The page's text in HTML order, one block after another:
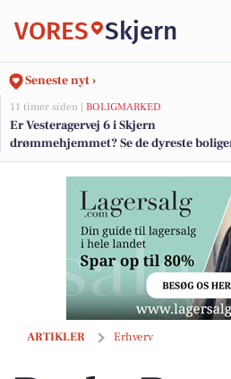
VORES Skjern
Seneste nyt ›
11 timer siden | BOLIGMARKED
Er Vesteragervej 6 i Skjern
drømmehjemmet? Se de dyreste
salg nu for op til 3.195.000 kr
ARTIKLER Erhverv
Bachs Begravelse: Empati og